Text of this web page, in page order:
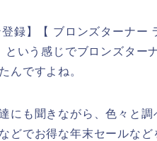
録】【 ブロンズターナー
という感じでブロンズター
んですよね。
にも聞きながら、色々と調
どでお得な年末セールな